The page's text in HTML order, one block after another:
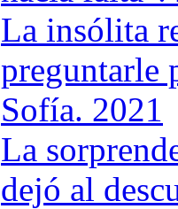
La insólita
preguntarle
Sofía. 2021
La
dejó al